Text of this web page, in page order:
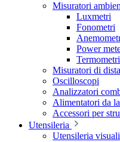
Misuratori
Luxmetri
Fonometri
Power
Misuratori di
Oscilloscopi
Analizzatori
Alimentatori da
Accessori per
Utensileria
Utensileria